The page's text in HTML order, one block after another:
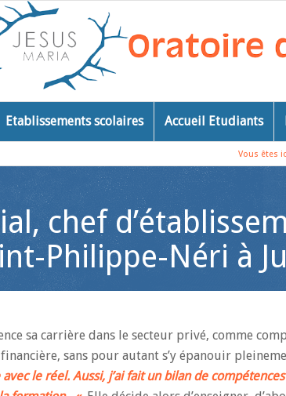
Etablissements scolaires Accueil Etudiants
Vous êtes
chef
Philippe-Néri à
sa carrière dans le secteur privé, comme
sans pour autant s’y épanouir
avec le réel. Aussi, j’ai fait un bilan de